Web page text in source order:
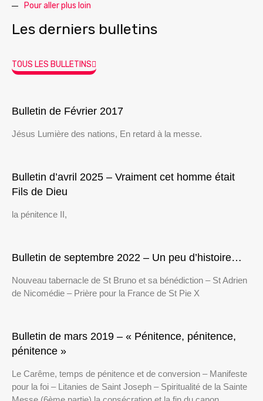
Pour aller plus loin
Les derniers bulletins
TOUS LES BULLETINS
Bulletin de Février 2017
Jésus Lumière des nations, En retard à la messe.
Bulletin d’avril 2025 – Vraiment cet homme était
Fils de Dieu
la pénitence II,
Bulletin de septembre 2022 – Un peu d’histoire…
Nouveau tabernacle de St Bruno et sa bénédiction – St Adrien
de Nicomédie – Prière pour la France de St Pie X
Bulletin de mars 2019 – « Pénitence, pénitence,
pénitence »
Le Carême, temps de pénitence et de conversion – Manifeste
pour la foi – Litanies de Saint Joseph – Spiritualité de la Sainte